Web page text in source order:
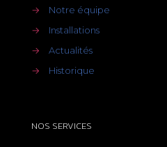
→
Notre équipe
→
Installations
→
Actualités
→
Historique
NOS SERVICES